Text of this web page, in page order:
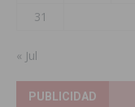
31
« Jul
PUBLICIDAD